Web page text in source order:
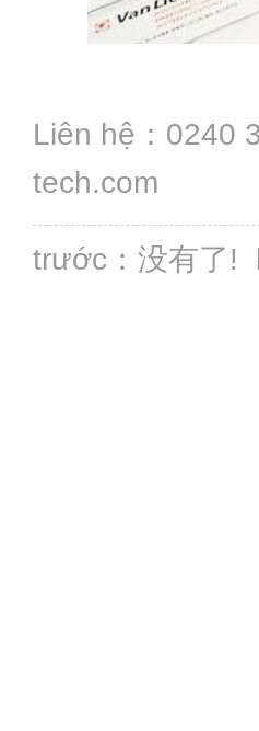
Liên hệ：0240
tech.com
trước：没有了!